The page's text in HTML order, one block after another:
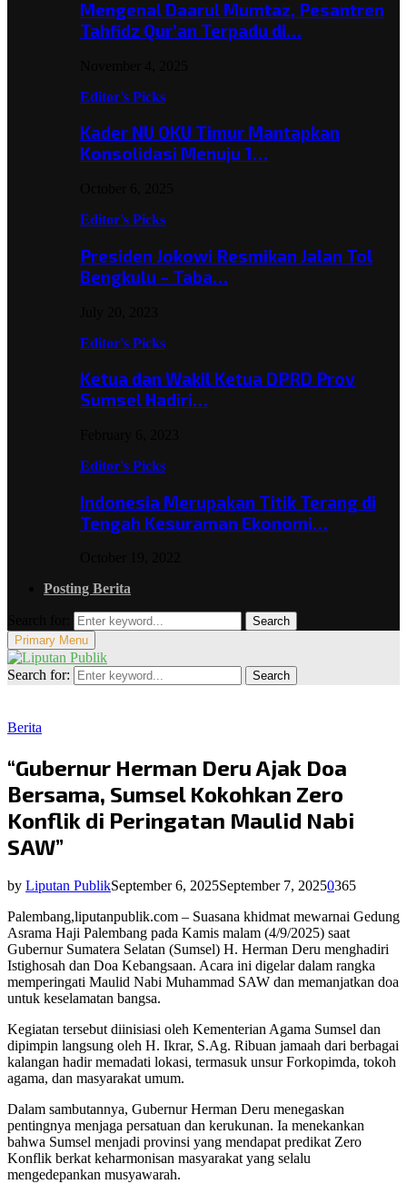
Mengenal Daarul Mumtaz, Pesantren
Tahfidz Qur’an Terpadu di…
Editor's Picks
Kader NU OKU Timur Mantapkan
Konsolidasi Menuju 1…
Editor's Picks
Presiden Jokowi Resmikan Jalan Tol
Bengkulu – Taba…
Editor's Picks
Ketua dan Wakil Ketua DPRD Prov
Sumsel Hadiri…
Editor's Picks
Indonesia Merupakan Titik Terang di
Tengah Kesuraman Ekonomi…
Posting Berita
Search
Primary Menu
Search for: Search
Berita
“Gubernur Herman Deru Ajak Doa
Bersama, Sumsel Kokohkan Zero
Konflik di Peringatan Maulid Nabi
SAW”
by Liputan PublikSeptember 6, 2025September 7, 20250365
Palembang,liputanpublik.com – Suasana khidmat mewarnai Gedung
Asrama Haji Palembang pada Kamis malam (4/9/2025) saat
Gubernur Sumatera Selatan (Sumsel) H. Herman Deru menghadiri
Istighosah dan Doa Kebangsaan. Acara ini digelar dalam rangka
memperingati Maulid Nabi Muhammad SAW dan memanjatkan doa
untuk keselamatan bangsa.
Kegiatan tersebut diinisiasi oleh Kementerian Agama Sumsel dan
dipimpin langsung oleh H. Ikrar, S.Ag. Ribuan jamaah dari berbagai
kalangan hadir memadati lokasi, termasuk unsur Forkopimda, tokoh
agama, dan masyarakat umum.
Dalam sambutannya, Gubernur Herman Deru menegaskan
pentingnya menjaga persatuan dan kerukunan. Ia menekankan
bahwa Sumsel menjadi provinsi yang mendapat predikat Zero
Konflik berkat keharmonisan masyarakat yang selalu
mengedepankan musyawarah.